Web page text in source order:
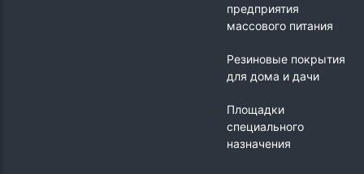
предприятия
массового питания
Резиновые покрытия
для дома и дачи
Площадки
специального
назначения